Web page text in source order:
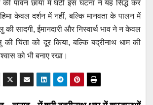
की पावन छाया में घटी इस घटना ने यह सिद्ध कर
केवल दर्शन में नहीं, बल्कि मानवता के पालन में
की सादगी, ईमानदारी और निस्वार्थ भाव ने न केवल
चिंता को दूर किया, बल्कि बद्रीनाथ धाम की
को भी बनाए रखा।